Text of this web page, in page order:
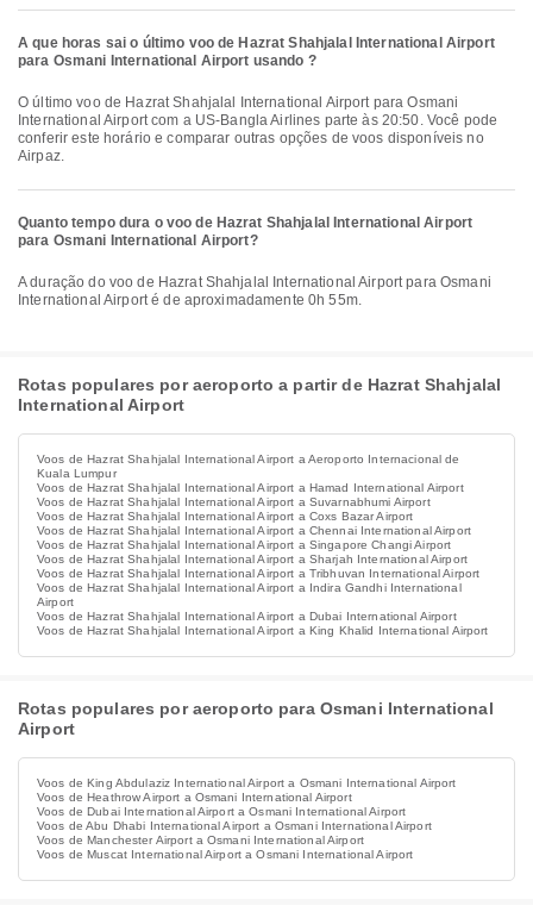
A que horas sai o último voo de Hazrat Shahjalal International Airport
para Osmani International Airport usando ?
O último voo de Hazrat Shahjalal International Airport para Osmani
International Airport com a US-Bangla Airlines parte às 20:50. Você pode
conferir este horário e comparar outras opções de voos disponíveis no
Airpaz.
Quanto tempo dura o voo de Hazrat Shahjalal International Airport
para Osmani International Airport?
A duração do voo de Hazrat Shahjalal International Airport para Osmani
International Airport é de aproximadamente 0h 55m.
Rotas populares por aeroporto a partir de Hazrat Shahjalal
International Airport
Voos de Hazrat Shahjalal International Airport a Aeroporto Internacional de
Kuala Lumpur
Voos de Hazrat Shahjalal International Airport a Hamad International Airport
Voos de Hazrat Shahjalal International Airport a Suvarnabhumi Airport
Voos de Hazrat Shahjalal International Airport a Coxs Bazar Airport
Voos de Hazrat Shahjalal International Airport a Chennai International Airport
Voos de Hazrat Shahjalal International Airport a Singapore Changi Airport
Voos de Hazrat Shahjalal International Airport a Sharjah International Airport
Voos de Hazrat Shahjalal International Airport a Tribhuvan International Airport
Voos de Hazrat Shahjalal International Airport a Indira Gandhi International
Airport
Voos de Hazrat Shahjalal International Airport a Dubai International Airport
Voos de Hazrat Shahjalal International Airport a King Khalid International Airport
Rotas populares por aeroporto para Osmani International
Airport
Voos de King Abdulaziz International Airport a Osmani International Airport
Voos de Heathrow Airport a Osmani International Airport
Voos de Dubai International Airport a Osmani International Airport
Voos de Abu Dhabi International Airport a Osmani International Airport
Voos de Manchester Airport a Osmani International Airport
Voos de Muscat International Airport a Osmani International Airport